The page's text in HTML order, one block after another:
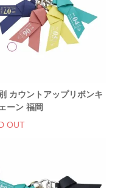
カウントアップリボンキ
ーン 福岡
OUT